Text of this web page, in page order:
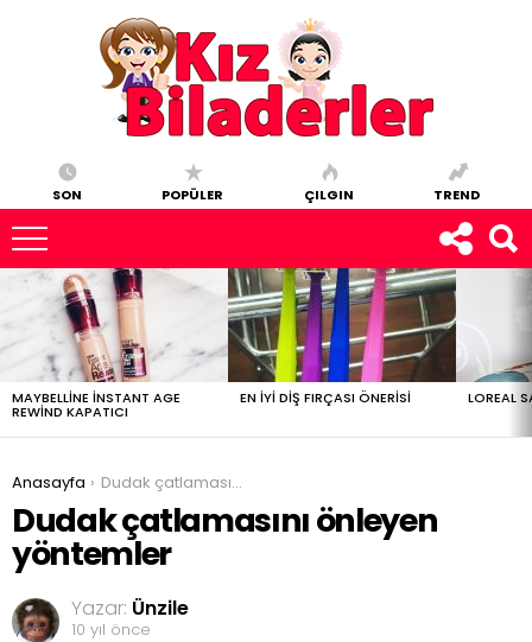
SON POPÜLER ÇILGIN TREND
ÇOK
OKUNAN
YAZILAR
MAYBELLINE INSTANT AGE
REWIND KAPATICI
EN IYI DIŞ FIRÇASI ÖNERISI LOREAL
You are here:
Anasayfa Dudak çatlamasını önleyen yöntemler
Dudak çatlamasını önleyen
yöntemler
Yazar: Ünzile
10 yıl önce